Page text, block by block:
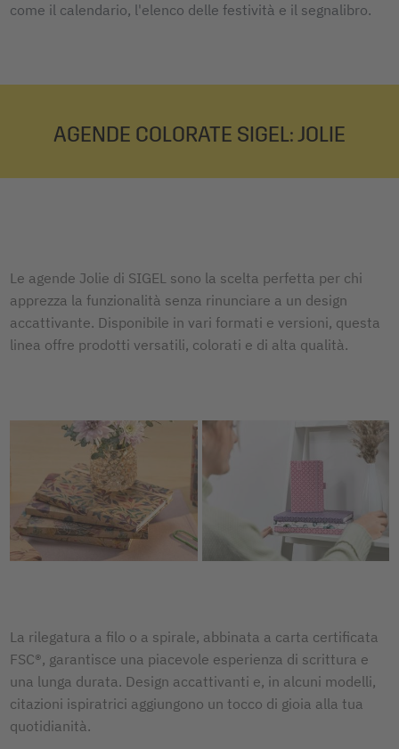
come il calendario, l'elenco delle festività e il segnalibro.
AGENDE COLORATE SIGEL: JOLIE
Le agende Jolie di SIGEL sono la scelta perfetta per chi
apprezza la funzionalità senza rinunciare a un design
accattivante. Disponibile in vari formati e versioni, questa
linea offre prodotti versatili, colorati e di alta qualità.
La rilegatura a filo o a spirale, abbinata a carta certificata
FSC®, garantisce una piacevole esperienza di scrittura e
una lunga durata. Design accattivanti e, in alcuni modelli,
citazioni ispiratrici aggiungono un tocco di gioia alla tua
quotidianità.